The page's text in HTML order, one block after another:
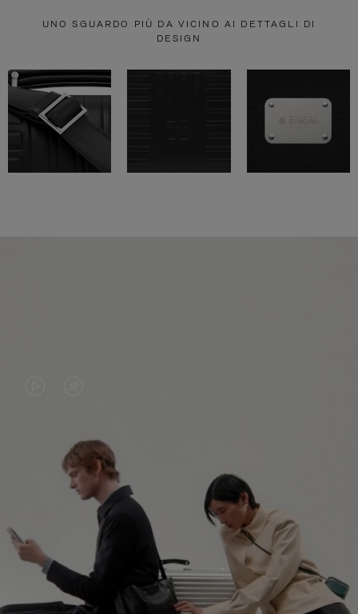
UNO SGUARDO PIÙ DA VICINO AI DETTAGLI DI
DESIGN
NON
PAUSA,
PREMERE
PER
È
SILENZIATO,
PREMI
PER
ATTIVARE
LAUDIO
CONTINUA IL TUO VIAGGIO DI SCOPERTA
SCOPRI TUTTE LE BORSE RIMOWA